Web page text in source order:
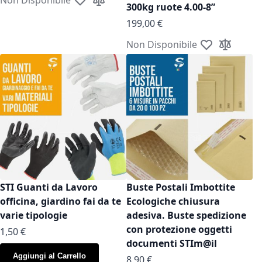
Aggiungi alla lista desideri
Aggiungi al confronto
300kg ruote 4.00-8”
199,00 €
Non Disponibile Aggiungi alla
Aggiungi
STI Guanti da Lavoro
officina, giardino fai da te
varie tipologie
As low as
1,50 €
Aggiungi al Carrello
Buste Postali Imbottite
Ecologiche chiusura
adesiva. Buste spedizione
con protezione oggetti
documenti STIm@il
As low as